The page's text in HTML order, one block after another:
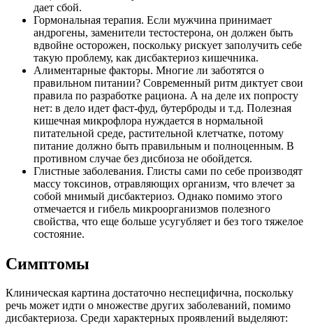
дает сбой.
Гормональная терапия. Если мужчина принимает
андрогены, заменители тестостерона, он должен быть
вдвойне осторожен, поскольку рискует заполучить себе
такую проблему, как дисбактериоз кишечника.
Алиментарные факторы. Многие ли заботятся о
правильном питании? Современный ритм диктует свои
правила по разработке рациона. А на деле их попросту
нет: в дело идет фаст-фуд, бутерброды и т.д. Полезная
кишечная микрофлора нуждается в нормальной
питательной среде, растительной клетчатке, потому
питание должно быть правильным и полноценным. В
противном случае без дисбиоза не обойдется.
Глистные заболевания. Глисты сами по себе производят
массу токсинов, отравляющих организм, что влечет за
собой мнимый дисбактериоз. Однако помимо этого
отмечается и гибель микроорганизмов полезного
свойства, что еще больше усугубляет и без того тяжелое
состояние.
Симптомы
Клиническая картина достаточно неспецифична, поскольку
речь может идти о множестве других заболеваний, помимо
дисбактериоза. Среди характерных проявлений выделяют: